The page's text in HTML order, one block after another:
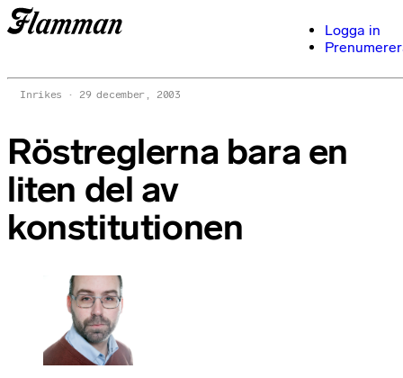
Logga in
Inrikes 29 december, 2003
Röstreglerna bara en
liten del av
konstitutionen